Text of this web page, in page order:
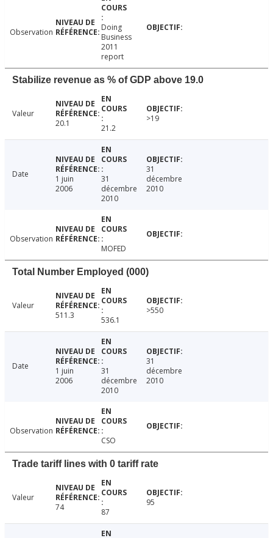
Observation
Doing
Business
2011
report
Stabilize revenue as % of GDP above 19.0
Valeur
20.1
21.2
>19
Date
1 juin
2006
31
décembre
2010
31
décembre
2010
Observation
MOFED
Total Number Employed (000)
Valeur
511.3
536.1
>550
Date
1 juin
2006
31
décembre
2010
31
décembre
2010
Observation
CSO
Trade tariff lines with 0 tariff rate
Valeur
74
87
95